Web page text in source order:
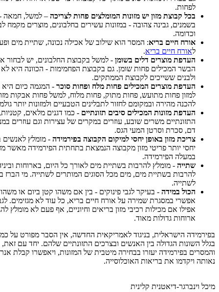
לפחות.
בכל קבוצת מזון יש מזונות המומלצים פחות לצריכה – למשל, חמאה -
בשמנים, גבינה צהובה - במזונות עשירים בחלבונים, מוצרים מקמח
וכדומה.
אורח חיים בריא: המסר הוא שילוב של אכילה נכונה, שתיית מים
לאורח חיים בריא.
העדפת מוצרים דלים בשומן - למשל בקבוצת החלבונים, יש לבחור
הבשר המכילים פחות שומן. גם בקבוצת הפחמימות - הכוונה היא לא
ולבנים ששייכים לקבוצת הממתקים.
העדפת מוצרים המכילים פחות מלח ופחות סוכר - המגמה כיום היא
למזון פחות מתועש, פחות מתוק, פחות מלוח, למשל פחות אבקות
להכנה מהירה ובמקומם לחזור לתבלינים הטבעיים ולמזונות יותר
העדפת מזונות המכילים סיבים תזונתיים - כמו דגנים מלאים,
התזונתיים משרים שובע, עוזרים במקרים של עצירות וגם עוזרים
דם, סכרת וסרטן המעי הגס.
צריכת מזון באופן יחסי למיקום הקבוצה בפירמידה - מומלץ לאנשים
יחסי יותר פריטי מזון מקבוצה הנמצאת בתחתית הפירמידה מאשר
במעלה הפירמידה.
שתייה - מומלץ להרבות בשתיית מים לאורך כל היום, בארוחות
להרבות בשתיית מים, מים מכל הסוגים המותרים לשתייה. מי הברז
לשתייה.
הכול במידה - בעיקר לגבי פינוקים - בין אם משהו קטן ביום או
אפשרי במסגרת שמירה על אורח חיים בריא, כל עוד לא מגזימים.
אפילו אם מכילות רכיבי מזון בריאים וחיוניים, אף פעם לא מומלץ
ארוחות גדולות מאוד.
בפירמידה הישראלית, בניגוד לאמריקאית החדשה, אין הסבר מפורט על
בגלל השונות הגדולה בין האנשים ובצרכים התזונתיים שלהם. יחד עם
והמסרים בפירמידה יעזרו בבחירה מיטבית של המזונות, ויאפשרו קבלת
נאותה ויקדמו את בריאות האוכלוסייה.
מיכל וינברגר-דיאטנית קלינית